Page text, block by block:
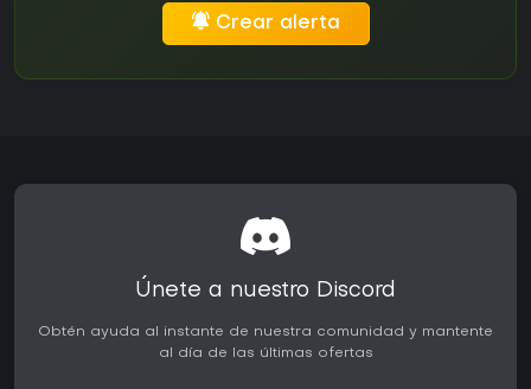
Crear alerta
Únete a nuestro Discord
Obtén ayuda al instante de nuestra comunidad y mantente
al día de las últimas ofertas